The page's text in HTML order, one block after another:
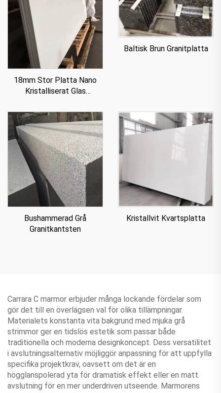
18mm Stor Platta Nano
Kristalliserat Glas
Baltisk Brun Granitplatta
Bushammerad Grå
Granitkantsten
Kristallvit Kvartsplatta
Carrara C marmor erbjuder många lockande fördelar som
gör det till en överlägsen val för olika tillämpningar.
Materialets konstanta vita bakgrund med mjuka grå
strimmor ger en tidslös estetik som passar både
traditionella och moderna designkoncept. Dess versatilitet
i avslutningsalternativ möjliggör anpassning för att uppfylla
specifika projektkrav, oavsett om det är en
högglanspolerad yta för dramatisk effekt eller en matt
avslutning för en mer underdriven utseende. Marmorens